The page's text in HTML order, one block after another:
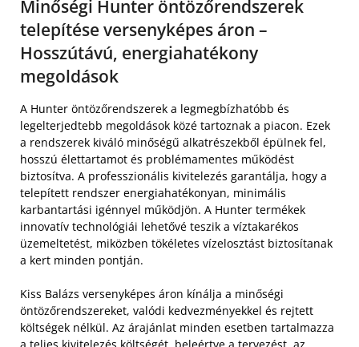
Minőségi Hunter öntözőrendszerek
telepítése versenyképes áron –
Hosszútávú, energiahatékony
megoldások
A Hunter öntözőrendszerek a legmegbízhatóbb és
legelterjedtebb megoldások közé tartoznak a piacon. Ezek
a rendszerek kiváló minőségű alkatrészekből épülnek fel,
hosszú élettartamot és problémamentes működést
biztosítva. A professzionális kivitelezés garantálja, hogy a
telepített rendszer energiahatékonyan, minimális
karbantartási igénnyel működjön. A Hunter termékek
innovatív technológiái lehetővé teszik a víztakarékos
üzemeltetést, miközben tökéletes vízelosztást biztosítanak
a kert minden pontján.
Kiss Balázs versenyképes áron kínálja a minőségi
öntözőrendszereket, valódi kedvezményekkel és rejtett
költségek nélkül. Az árajánlat minden esetben tartalmazza